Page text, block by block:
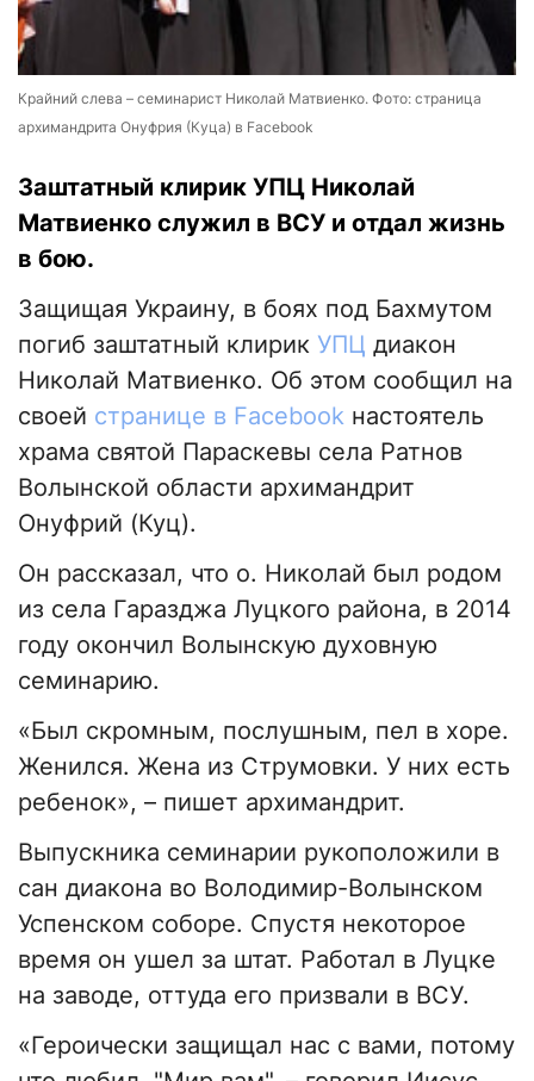
Крайний слева – семинарист Николай Матвиенко. Фото: страница
архимандрита Онуфрия (Куца) в Facebook
Заштатный клирик УПЦ Николай
Матвиенко служил в ВСУ и отдал жизнь
в бою.
Защищая Украину, в боях под Бахмутом
погиб заштатный клирик УПЦ диакон
Николай Матвиенко. Об этом сообщил на
своей странице в Facebook настоятель
храма святой Параскевы села Ратнов
Волынской области архимандрит
Онуфрий (Куц).
Он рассказал, что о. Николай был родом
из села Гаразджа Луцкого района, в 2014
году окончил Волынскую духовную
семинарию.
«Был скромным, послушным, пел в хоре.
Женился. Жена из Струмовки. У них есть
ребенок», – пишет архимандрит.
Выпускника семинарии рукоположили в
сан диакона во Володимир-Волынском
Успенском соборе. Спустя некоторое
время он ушел за штат. Работал в Луцке
на заводе, оттуда его призвали в ВСУ.
«Героически защищал нас с вами, потому